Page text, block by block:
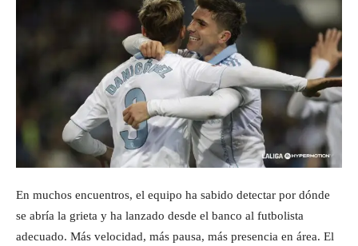
En muchos encuentros, el equipo ha sabido detectar por dónde
se abría la grieta y ha lanzado desde el banco al futbolista
adecuado. Más velocidad, más pausa, más presencia en área. El